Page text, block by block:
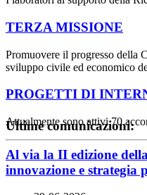
TERZA MISSIONE
Promuovere il progresso della
sviluppo civile ed economico
PROGETTI DI
Attualmente sono attivi 70
Ultime comunicazioni:
Al via la II edizione
innovazione e strategia